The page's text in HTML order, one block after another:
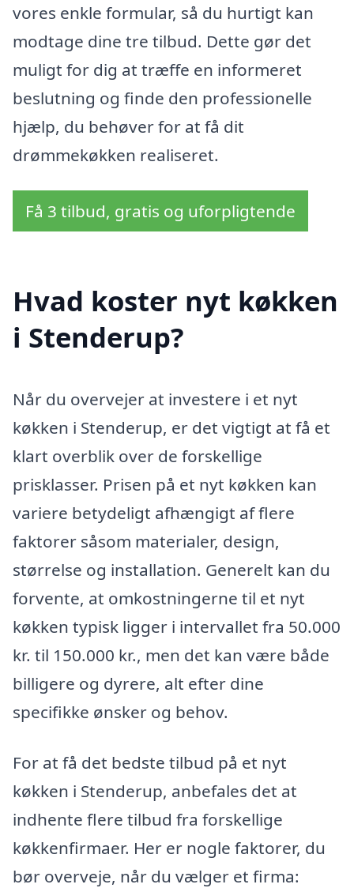
vores enkle formular, så du hurtigt kan
modtage dine tre tilbud. Dette gør det
muligt for dig at træffe en informeret
beslutning og finde den professionelle
hjælp, du behøver for at få dit
drømmekøkken realiseret.
Få 3 tilbud, gratis og uforpligtende
Hvad koster nyt køkken
i Stenderup?
Når du overvejer at investere i et nyt
køkken i Stenderup, er det vigtigt at få et
klart overblik over de forskellige
prisklasser. Prisen på et nyt køkken kan
variere betydeligt afhængigt af flere
faktorer såsom materialer, design,
størrelse og installation. Generelt kan du
forvente, at omkostningerne til et nyt
køkken typisk ligger i intervallet fra 50.000
kr. til 150.000 kr., men det kan være både
billigere og dyrere, alt efter dine
specifikke ønsker og behov.
For at få det bedste tilbud på et nyt
køkken i Stenderup, anbefales det at
indhente flere tilbud fra forskellige
køkkenfirmaer. Her er nogle faktorer, du
bør overveje, når du vælger et firma: